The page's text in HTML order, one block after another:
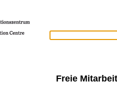
Freie